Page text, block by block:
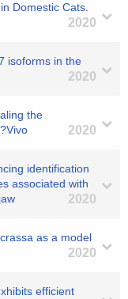
Domestic Cats.
2020
isoforms in the
2020
the
2020
identification
associated with
2020
as a model
2020
efficient